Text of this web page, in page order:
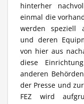
hinterher
einmal die
werden speziell
und deren
von hier aus
diese
anderen
der Presse und
FEZ wird